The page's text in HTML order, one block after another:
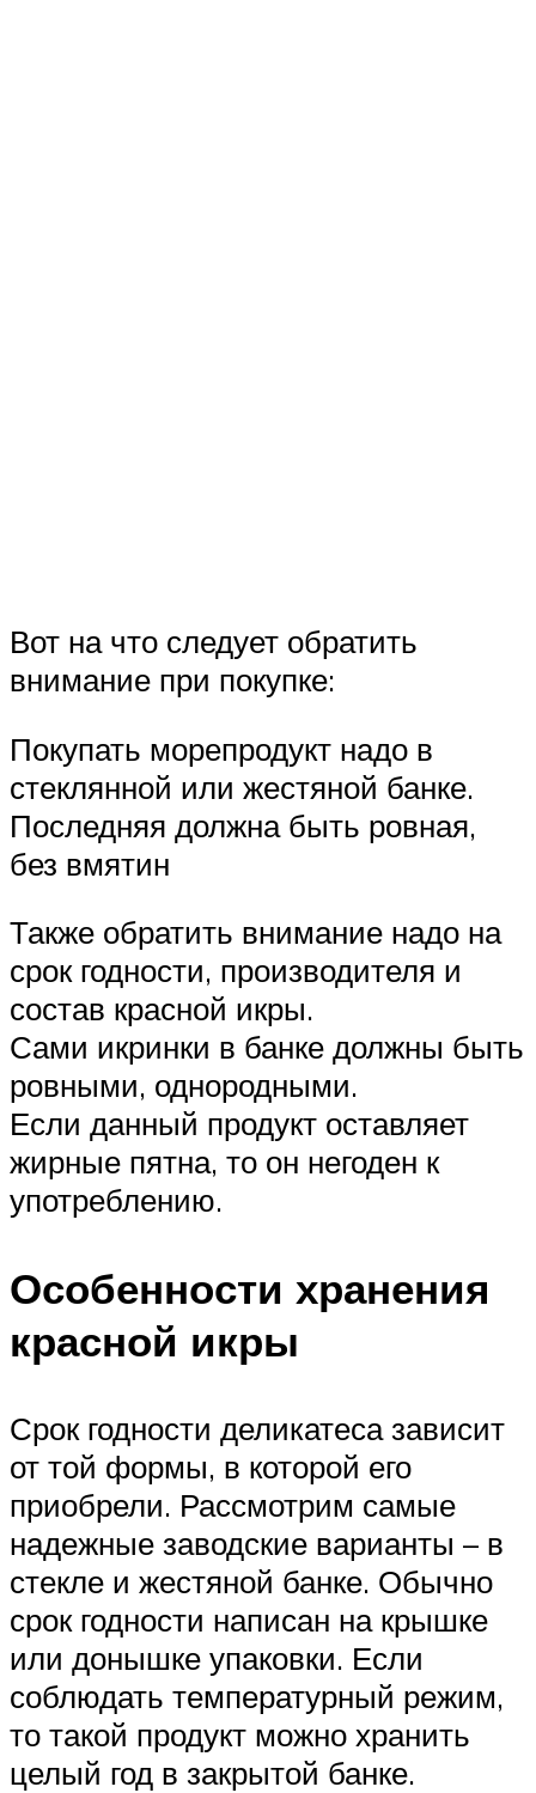
Вот на что следует обратить
внимание при покупке:
Покупать морепродукт надо в
стеклянной или жестяной банке.
Последняя должна быть ровная,
без вмятин
Также обратить внимание надо на
срок годности, производителя и
состав красной икры.
Сами икринки в банке должны быть
ровными, однородными.
Если данный продукт оставляет
жирные пятна, то он негоден к
употреблению.
Особенности хранения
красной икры
Срок годности деликатеса зависит
от той формы, в которой его
приобрели. Рассмотрим самые
надежные заводские варианты – в
стекле и жестяной банке. Обычно
срок годности написан на крышке
или донышке упаковки. Если
соблюдать температурный режим,
то такой продукт можно хранить
целый год в закрытой банке.